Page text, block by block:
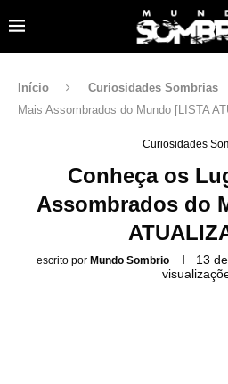
Início Curiosidades Sombrias
Mais Assombrados do Mundo [LISTA
Curiosidades
Conheça os
Assombrados do
escrito por Mundo Sombrio 13